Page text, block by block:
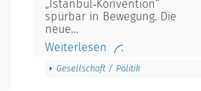
„Istanbul‑Konvention“
spürbar in Bewegung. Die
neue…
Weiterlesen
Gesellschaft / Politik